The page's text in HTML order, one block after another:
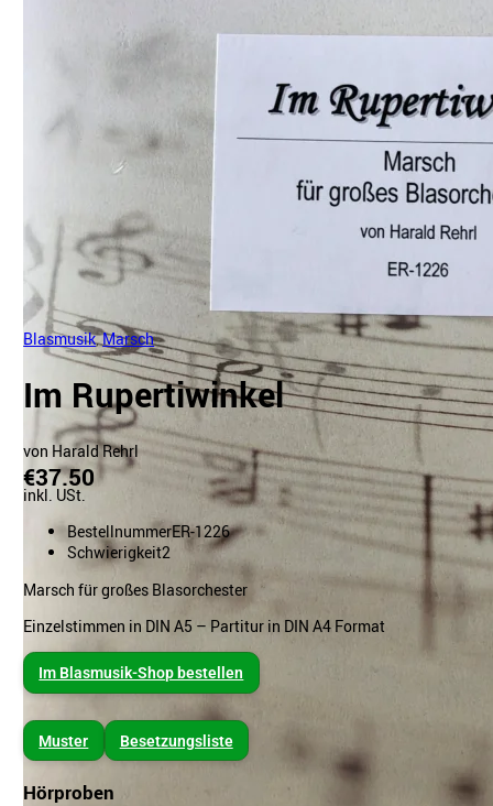
Blasmusik,Marsch
Im Rupertiwinkel
von Harald Rehrl
€37.50
inkl. USt.
BestellnummerER-1226
Schwierigkeit2
Marsch für großes Blasorchester
Einzelstimmen in DIN A5 – Partitur in DIN A4 Format
Im Blasmusik-Shop bestellen
Muster Besetzungsliste
Hörproben